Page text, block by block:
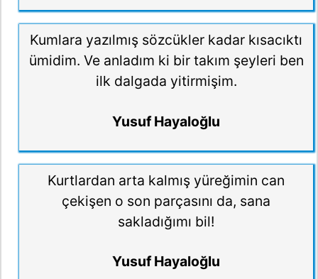
Kumlara yazılmış sözcükler kadar kısacıktı
ümidim. Ve anladım ki bir takım şeyleri ben
ilk dalgada yitirmişim.
Yusuf Hayaloğlu
Kurtlardan arta kalmış yüreğimin can
çekişen o son parçasını da, sana
sakladığımı bil!
Yusuf Hayaloğlu